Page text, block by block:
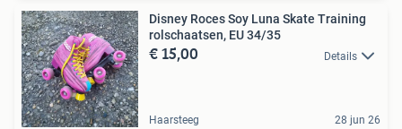
Disney Roces Soy Luna Skate Training
rolschaatsen, EU 34/35
€ 15,00 Details
Haarsteeg 28 jun 26